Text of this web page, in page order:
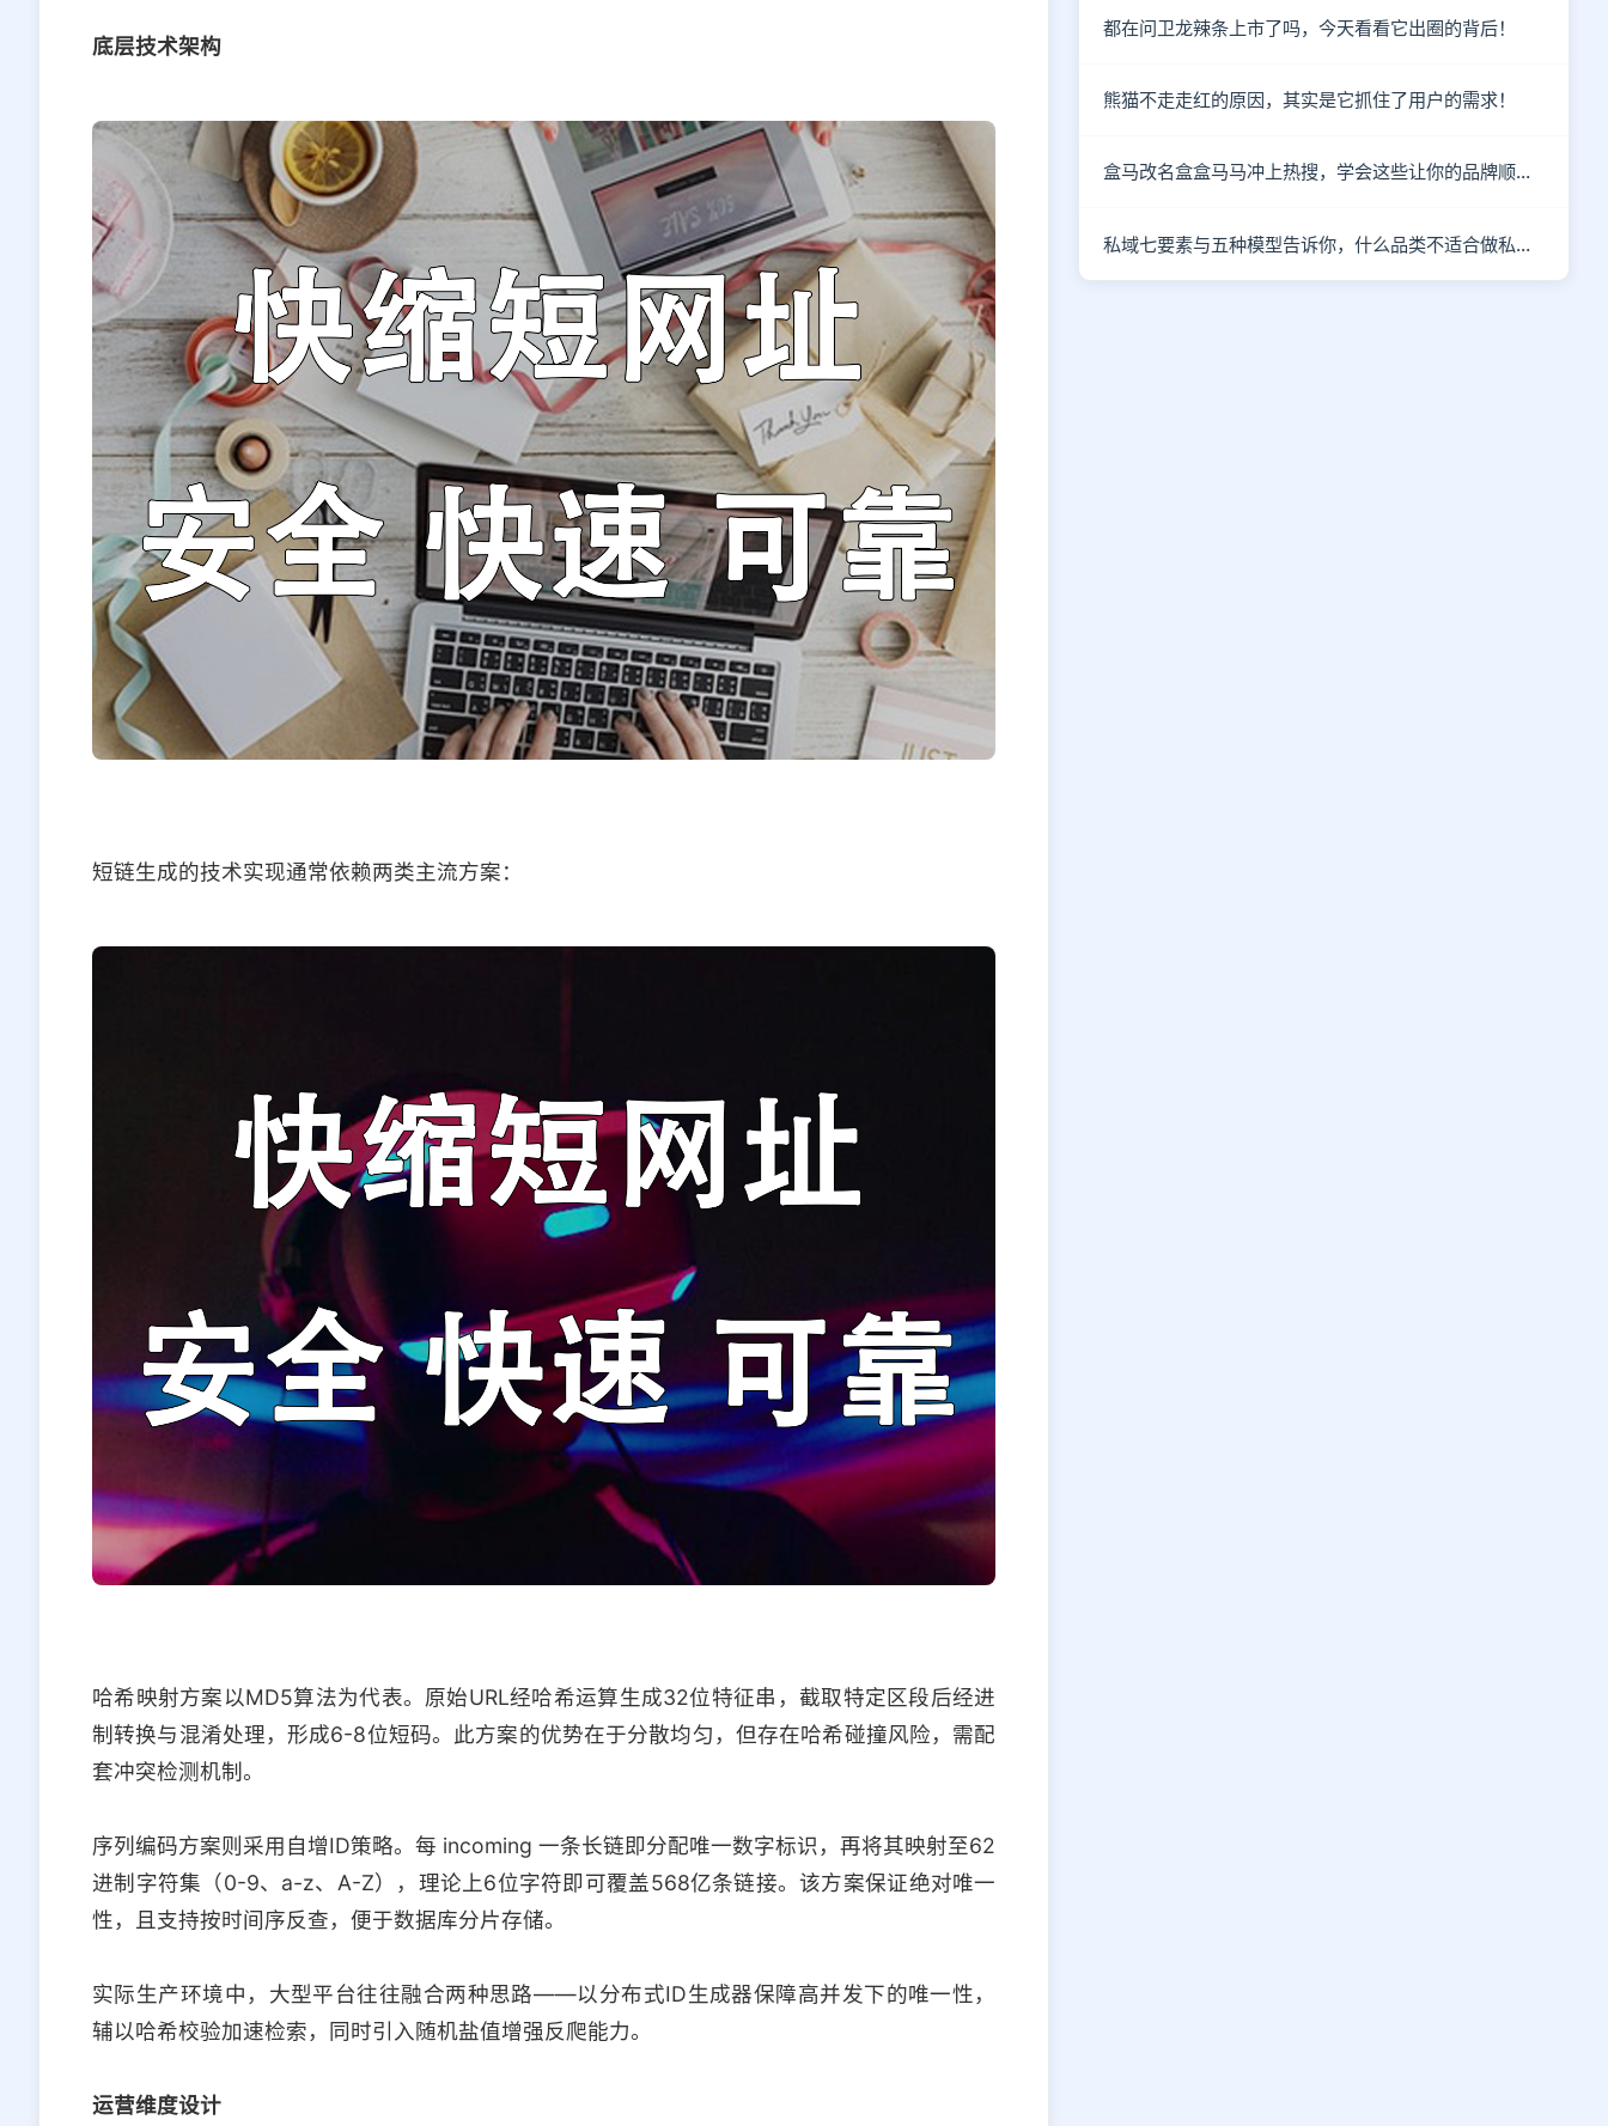
底层技术架构
短链生成的技术实现通常依赖两类主流方案：
哈希映射方案以MD5算法为代表。原始URL经哈希运算生成32位特征串，截取特定区段后经进
制转换与混淆处理，形成6-8位短码。此方案的优势在于分散均匀，但存在哈希碰撞风险，需配
套冲突检测机制。
序列编码方案则采用自增ID策略。每 incoming 一条长链即分配唯一数字标识，再将其映射至62
进制字符集（0-9、a-z、A-Z），理论上6位字符即可覆盖568亿条链接。该方案保证绝对唯一
性，且支持按时间序反查，便于数据库分片存储。
实际生产环境中，大型平台往往融合两种思路——以分布式ID生成器保障高并发下的唯一性，
辅以哈希校验加速检索，同时引入随机盐值增强反爬能力。
运营维度设计
都在问卫龙辣条上市了吗，今天看看它出圈的背后！
熊猫不走走红的原因，其实是它抓住了用户的需求！
盒马改名盒盒马马冲上热搜，学会这些让你的品牌顺利出圈！
私域七要素与五种模型告诉你，什么品类不适合做私域！